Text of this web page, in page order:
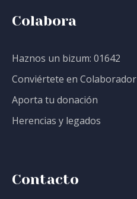
Colabora
Haznos un bizum: 01642
Conviértete en Colaborador
Aporta tu donación
Herencias y legados
Contacto